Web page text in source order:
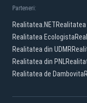
Parteneri:
Realitatea.NET
Realitatea Ecologista
Realitatea din UDMR
Realitatea din PNL
Realitatea de Dambovita